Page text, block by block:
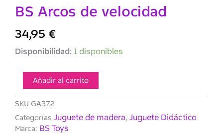
BS Arcos de velocidad
34,95 €
Disponibilidad: 1 disponibles
BS
velocidad
cantidad
Añadir al carrito
SKU GA372
Categorías Juguete de madera, Juguete Didáctico
Marca: BS Toys